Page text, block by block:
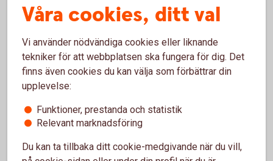
Tjeckisk krona
Turkiet Turkisk lira TRY 0,1961
Ungern
USA
Amerikansk
dollar
USD
Våra cookies, ditt val
Vi använder nödvändiga cookies eller liknande
tekniker för att webbplatsen ska fungera för dig. Det
finns även cookies du kan välja som förbättrar din
upplevelse:
Funktioner, prestanda och statistik
Relevant marknadsföring
Du kan ta tillbaka ditt cookie-medgivande när du vill,